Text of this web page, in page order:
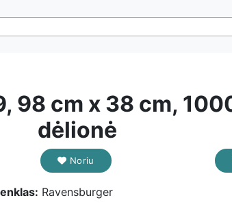
98 cm x 38 cm,
dėlionė
Noriu
Ravensburger